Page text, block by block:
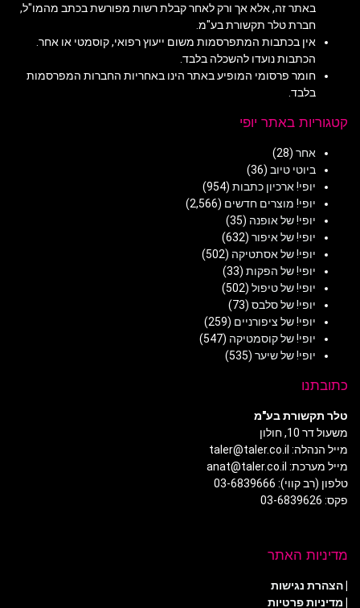
באתר זה, אלא אך ורק לאחר קבלת רשות מפורשת בכתב מהמו"ל,
חברת טלר תקשורת בע"מ.
אין בכתבות המתפרסמות משום ייעוץ רפואי, קוסמטי או אחר.
הכתבות נועדו להשכלה בלבד.
חומר פרסומי המופיע באתר הינו באחריות החברות המפרסמות
בלבד.
קטגוריות באתר יופי
אחר (28)
ביוטי טיוב (36)
יופי! ארכיון כתבות (954)
יופי! מוצרים חדשים (2,566)
יופי! של אופנה (35)
יופי! של איפור (632)
יופי! של אסתטיקה (502)
יופי! של הפקות (33)
יופי! של טיפול (502)
יופי! של סלבס (73)
יופי! של ציפורניים (259)
יופי! של קוסמטיקה (547)
יופי! של שיער (535)
כתובתנו
טלר תקשורת בע"מ
משעול דר 10, חולון
מייל הנהלה: taler@taler.co.il
מייל מערכת: anat@taler.co.il
טלפון (רב קווי): 03-6839666
פקס: 03-6839626
מדיניות האתר
|הצהרת נגישות
| מדיניות פרטיות